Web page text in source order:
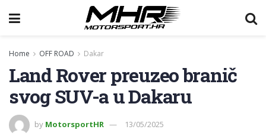
Home OFF ROAD Dakar
Land Rover preuzeo branič
svog SUV-a u Dakaru
by MotorsportHR 13/05/2025